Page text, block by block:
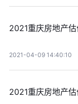
2021重庆房地产
2021-04-09 14:40:10
2021重庆房地产